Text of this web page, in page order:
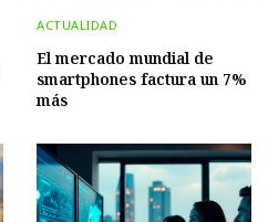
ACTUALIDAD
El mercado mundial de
smartphones factura un 7%
más